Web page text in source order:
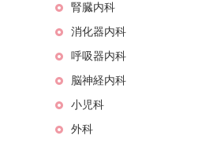
腎臓内科
消化器内科
呼吸器内科
脳神経内科
小児科
外科